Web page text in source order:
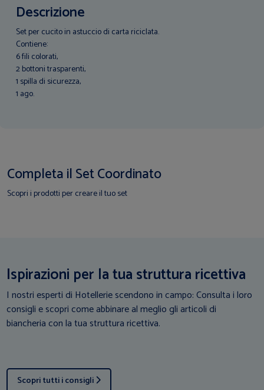
Descrizione
Set per cucito in astuccio di carta riciclata.
Contiene:
6 fili colorati,
2 bottoni trasparenti,
1 spilla di sicurezza,
1 ago.
Completa il Set Coordinato
Scopri i prodotti per creare il tuo set
Ispirazioni per la tua struttura ricettiva
I nostri esperti di Hotellerie scendono in campo: Consulta i loro
consigli e scopri come abbinare al meglio gli articoli di
biancheria con la tua struttura ricettiva.
Scopri tutti i consigli